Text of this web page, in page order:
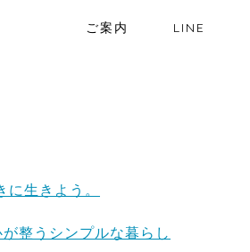
ご案内 LINE
生きよう。
整うシンプルな暮らし